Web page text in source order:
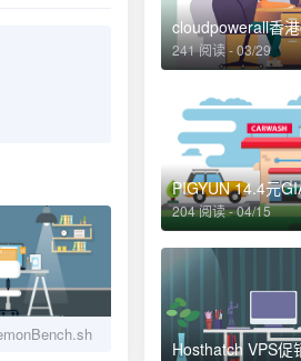
241 阅读 - 03/29
PIGYUN 14.4元
204 阅读 - 04/15